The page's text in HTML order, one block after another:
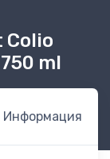
Colio
ml
Информация